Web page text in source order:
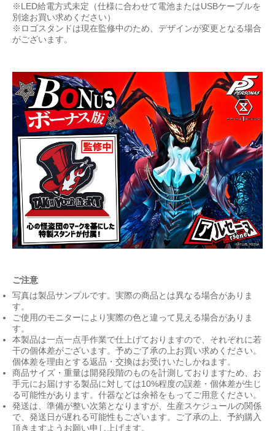
※LED給電方式未定（仕様に合わせて電池またはUSBケーブルを
別途お買い求めください）
※ロゴスタンドは現在監修中のため、デザインが変更となる場合
がございます。
ご注意
写真は製品サンプルです。実際の商品とは異なる場合がありま
す。
ご使用のモニターにより実際の色と違って見える場合がありま
す。
本製品は一点一点手作業で仕上げておりますので、それぞれに若
干の個体差がございます。予めご了承の上お買い求めください。
個体差を理由とする返品・交換はお受けいたしかねます。
商品サイズ・重量は開発段階のものを計測しておりますため、お
手元にお届けする製品に対しては10%程度の誤差・個体差が生じ
る可能性があります。什器などは余裕をもってご用意ください。
発送は、準備が整い次第となりますが、生産スケジュールの関係
で、発送日が遅れる可能性もございます。ご了承の上、予約購入
頂きますようお願い申し上げます。